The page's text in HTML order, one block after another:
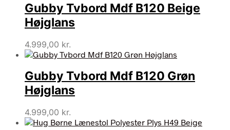
Gubby Tvbord Mdf B120 Beige
Højglans
4.999,00 kr.
Gubby Tvbord Mdf B120 Grøn
Højglans
4.999,00 kr.